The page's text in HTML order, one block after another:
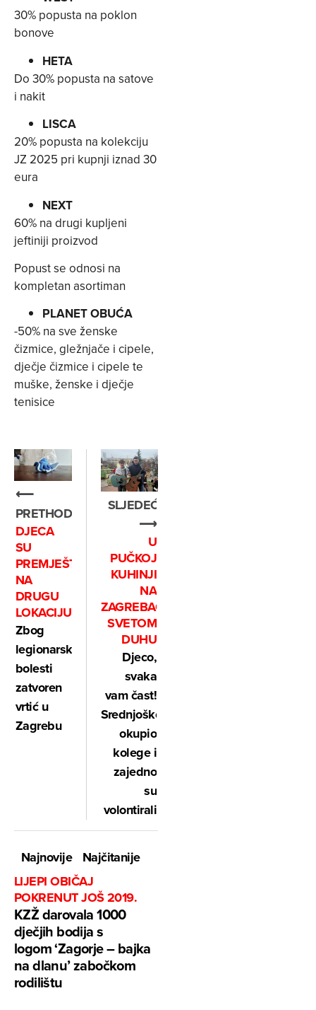
30% popusta na poklon
bonove
HETA
Do 30% popusta na satove
i nakit
LISCA
20% popusta na kolekciju
JZ 2025 pri kupnji iznad 30
eura
NEXT
60% na drugi kupljeni
jeftiniji proizvod
Popust se odnosi na
kompletan asortiman
PLANET OBUĆA
-50% na sve ženske
čizmice, gležnjače i cipele,
dječje čizmice i cipele te
muške, ženske i dječje
tenisice
⟵
PRETHODNO
DJECA
SU
PREMJEŠTENA
NA
DRUGU
LOKACIJU
Zbog
legionarske
bolesti
zatvoren
vrtić u
Zagrebu
SLJEDEĆE
⟶
U
PUČKOJ
KUHINJI
NA
ZAGREBAČKOM
SVETOM
DUHU
Djeco,
svaka
vam čast!
Srednjoškolac
okupio
kolege i
zajedno
su
volontirali
Najnovije
Najčitanije
LIJEPI OBIČAJ
POKRENUT JOŠ 2019.
KZŽ darovala 1000
dječjih bodija s
logom ‘Zagorje – bajka
na dlanu’ zabočkom
rodilištu